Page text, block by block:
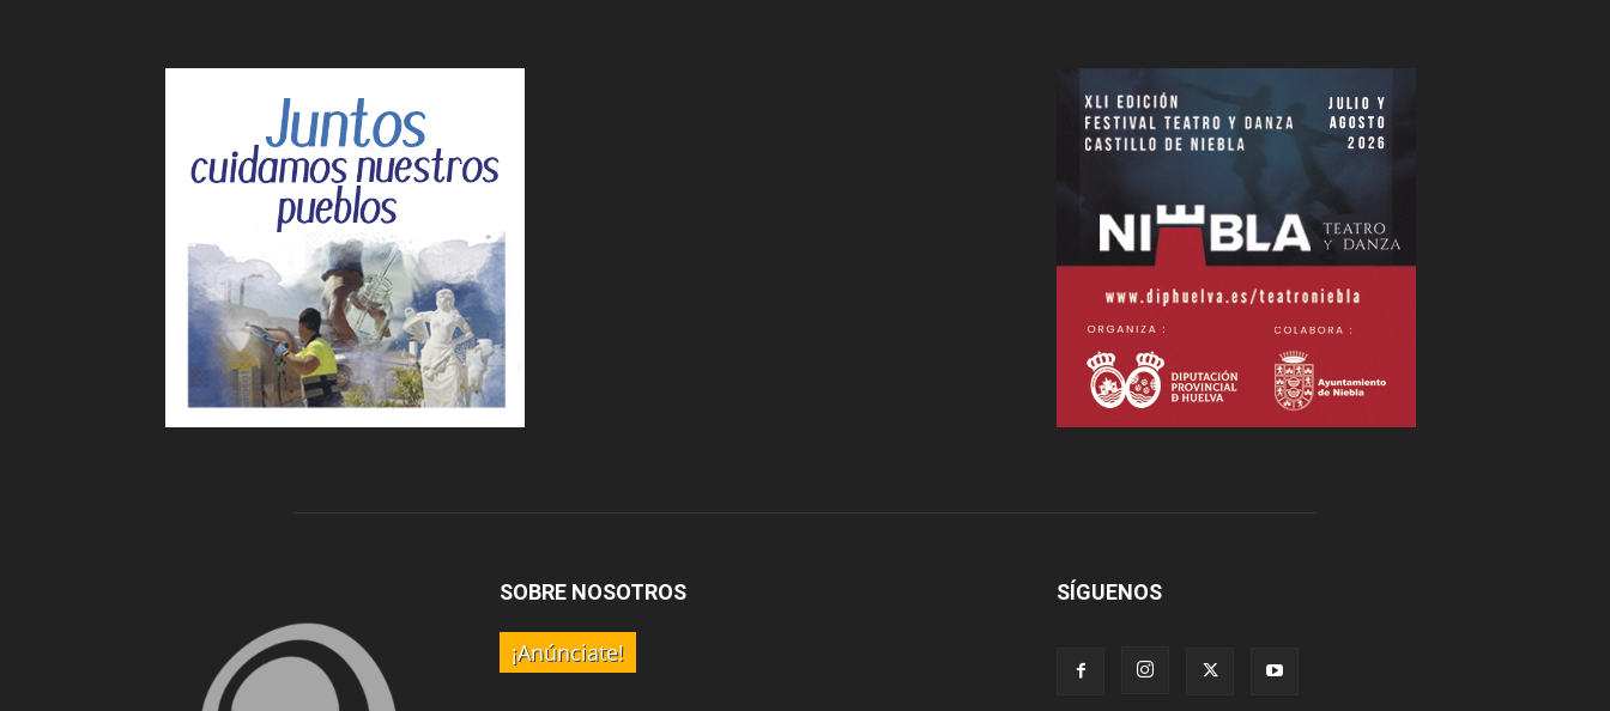
SOBRE NOSOTROS
¡Anúnciate!
SÍGUENOS